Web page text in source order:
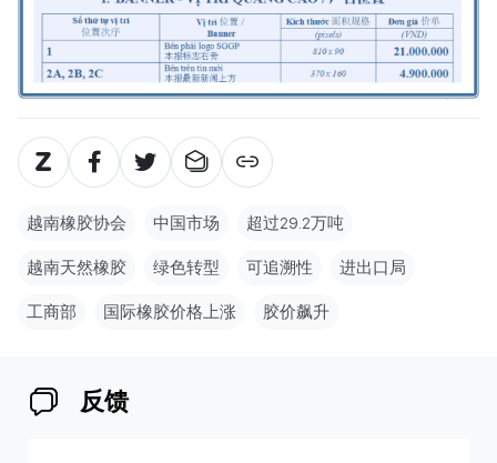
越南橡胶协会 中国市场 超过29.2万吨
越南天然橡胶 绿色转型 可追溯性 进出口局
工商部 国际橡胶价格上涨 胶价飙升
反馈